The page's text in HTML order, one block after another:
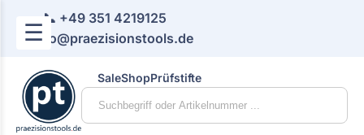
☰
📞 +49 351 4219125
📧 info@praezisionstools.de
SaleShopPrüfstifte